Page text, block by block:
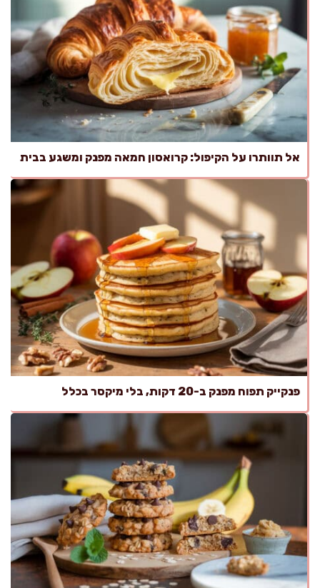
אל תוותרו על הקיפול: קרואסון חמאה מפנק ומשגע בבית
פנקייק תפוח מפנק ב-20 דקות, בלי מיקסר בכלל